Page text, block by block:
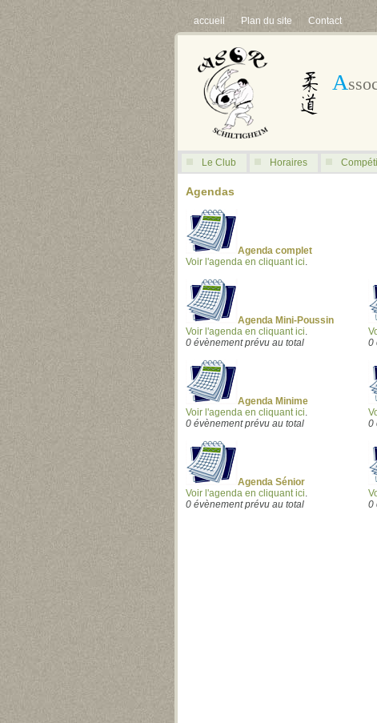
accueil Plan du site Contact
A
Le Club Horaires
Agendas
Agenda complet
Voir l'agenda en cliquant ici.
Agenda Mini-Poussin
Voir l'agenda en cliquant ici.
0 évènement prévu au total
0
Agenda Minime
Voir l'agenda en cliquant ici.
0 évènement prévu au total
0
Agenda Sénior
Voir l'agenda en cliquant ici.
0 évènement prévu au total
0